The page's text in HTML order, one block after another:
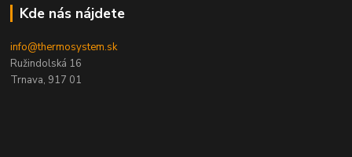
Kde nás nájdete
info@thermosystem.sk
Ružindolská 16
Trnava, 917 01